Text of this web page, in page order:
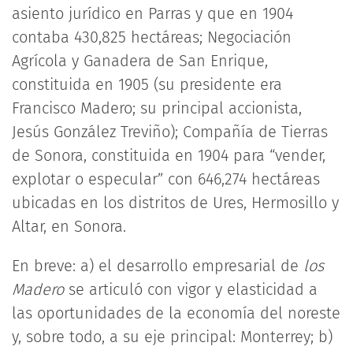
asiento jurídico en Parras y que en 1904
contaba 430,825 hectáreas; Negociación
Agrícola y Ganadera de San Enrique,
constituida en 1905 (su presidente era
Francisco Madero; su principal accionista,
Jesús González Treviño); Compañía de Tierras
de Sonora, constituida en 1904 para “vender,
explotar o especular” con 646,274 hectáreas
ubicadas en los distritos de Ures, Hermosillo y
Altar, en Sonora.
En breve: a) el desarrollo empresarial de los
Maderose articuló con vigor y elasticidad a
las oportunidades de la economía del noreste
y, sobre todo, a su eje principal: Monterrey; b)